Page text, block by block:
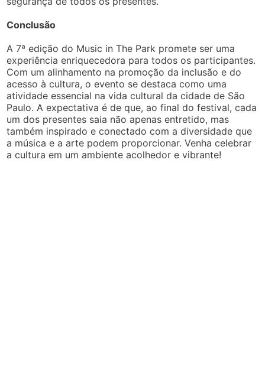
Conclusão
A 7ª edição do Music in The Park promete ser uma
experiência enriquecedora para todos os participantes.
Com um alinhamento na promoção da inclusão e do
acesso à cultura, o evento se destaca como uma
atividade essencial na vida cultural da cidade de São
Paulo. A expectativa é de que, ao final do festival, cada
um dos presentes saia não apenas entretido, mas
também inspirado e conectado com a diversidade que
a música e a arte podem proporcionar. Venha celebrar
a cultura em um ambiente acolhedor e vibrante!